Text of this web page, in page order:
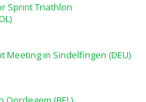
Sprint Triathlon
Meeting in Sindelfingen (DEU)